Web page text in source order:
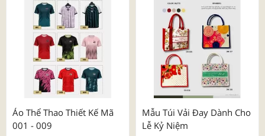
Áo Thể Thao Thiết Kế Mã
001 - 009
Mẫu Túi Vải Đay Dành Cho
Lễ Kỷ Niệm